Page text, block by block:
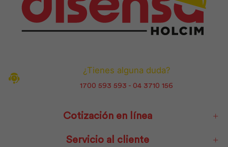
¿Tienes alguna duda?
1700 593 593 - 04 3710 156
Cotización en línea
Servicio al cliente